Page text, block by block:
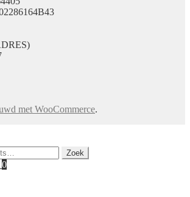
met WooCommerce.
Zoek
0